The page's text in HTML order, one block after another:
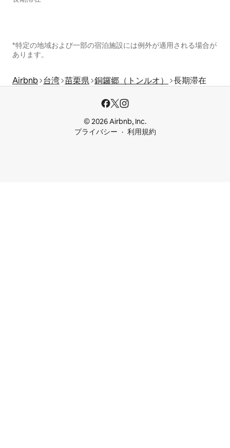
*特定の地域および一部の宿泊施設には例外が適用される場合が
あります。
Airbnb 台湾 苗栗県 銅鑼郷（トンルオ） 長期滞在
© 2026 Airbnb, Inc.
プライバシー
利用規約